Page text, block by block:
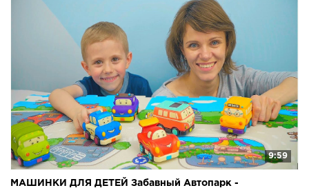
9:59
МАШИНКИ ДЛЯ ДЕТЕЙ Забавный Автопарк -